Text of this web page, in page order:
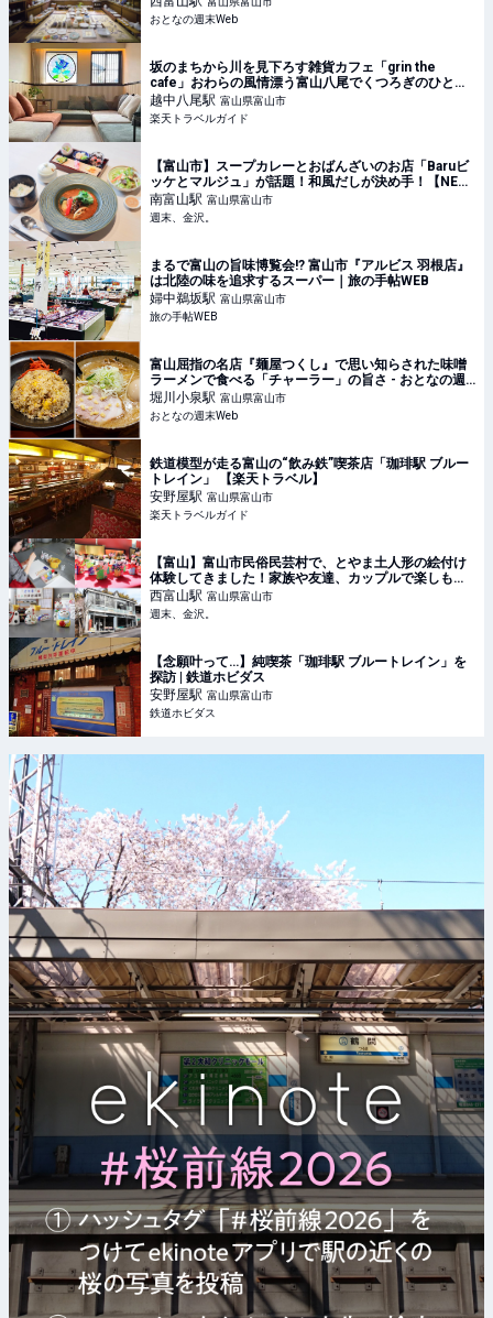
おとなの週末Web
坂のまちから川を見下ろす雑貨カフェ「grin the
cafe」おわらの風情漂う富山八尾でくつろぎのひと時
を 【楽天トラベル】
越中八尾駅 富山県富山市
楽天トラベルガイド
【富山市】スープカレーとおばんざいのお店「Baruビ
ッケとマルジュ」が話題！和風だしが決め手！【NEW
OPEN】 - 週末、金沢。
南富山駅 富山県富山市
週末、金沢。
まるで富山の旨味博覧会!? 富山市『アルビス 羽根店』
は北陸の味を追求するスーパー｜旅の手帖WEB
婦中鵜坂駅 富山県富山市
旅の手帖WEB
富山屈指の名店『麺屋つくし』で思い知らされた味噌
ラーメンで食べる「チャーラー」の旨さ - おとなの週
末Web
堀川小泉駅 富山県富山市
おとなの週末Web
鉄道模型が走る富山の“飲み鉄”喫茶店「珈琲駅 ブルー
トレイン」 【楽天トラベル】
安野屋駅 富山県富山市
楽天トラベルガイド
【富山】富山市民俗民芸村で、とやま土人形の絵付け
体験してきました！家族や友達、カップルで楽しもう♪
- 週末、金沢。
西富山駅 富山県富山市
週末、金沢。
【念願叶って…】純喫茶「珈琲駅 ブルートレイン」を
探訪 | 鉄道ホビダス
安野屋駅 富山県富山市
鉄道ホビダス